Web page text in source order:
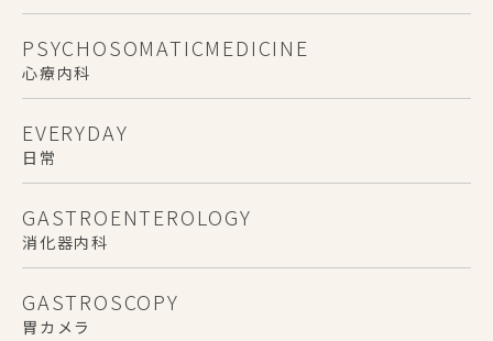
PSYCHOSOMATICMEDICINE
心療内科
EVERYDAY
日常
GASTROENTEROLOGY
消化器内科
GASTROSCOPY
胃カメラ